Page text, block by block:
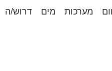
מערכות מים דרוש/ה